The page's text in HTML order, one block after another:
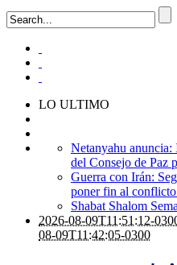
LO ULTIMO
Netanyahu anuncia:
del Consejo de Paz
Guerra con Irán:
poner fin al
Shabat Shalom
2026-08-09T11:51:12-
08-09T11:42:05-0300